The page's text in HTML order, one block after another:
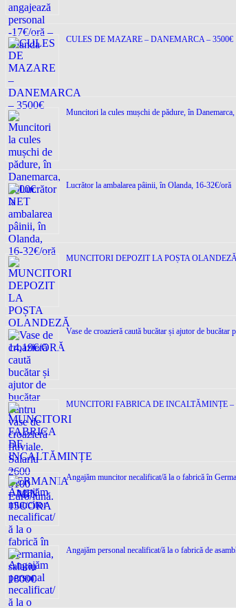
CULES DE MAZARE – DANEMARCA – 3500€
Muncitori la cules mușchi de pădure, în
Lucrător la ambalarea pâinii, în Olanda, 16-32€/oră
MUNCITORI DEPOZIT LA POȘTA
Vase de croazieră caută bucătar și ajutor de
MUNCITORI FABRICA DE INCALTĂMINȚE
Angajăm muncitor necalificat/ă la o fabrică în
Angajăm personal necalificat/ă la o fabrică de